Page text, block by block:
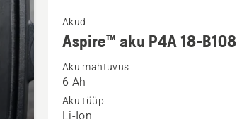
rohkem
üksikasju
toote
aku
Akud
Aspire™ aku P4A 18-B108
Aku mahtuvus
6 Ah
Aku tüüp
Li-Ion